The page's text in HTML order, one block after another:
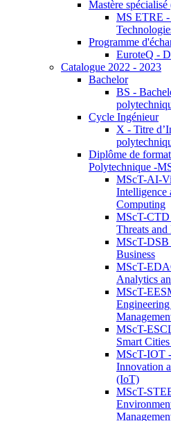
Mastère
MS ETRE -
Programme
EuroteQ -
Catalogue 2022 - 2023
Bachelor
BS -
Cycle Ingénieur
X - Titre
Diplôme de
Polytechnique -
MScT-AI-
Intelligence
Computing
MScT-CTD
Threats and
MScT-DSB
Business
MScT-
Analytics
MScT-
MScT-
Smart
MScT-IOT
Innovation
(IoT)
MScT-